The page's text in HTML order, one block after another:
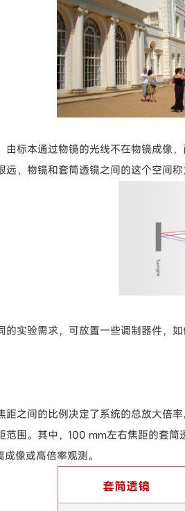
由标本通过物镜的光线不在物镜成像
远，物镜和套筒透镜之间的这个空间称
的实验需求，可放置一些调制器件，
距之间的比例决定了系统的总放大倍
范围。其中，100 mm左右焦距的套
像或高倍率观测。